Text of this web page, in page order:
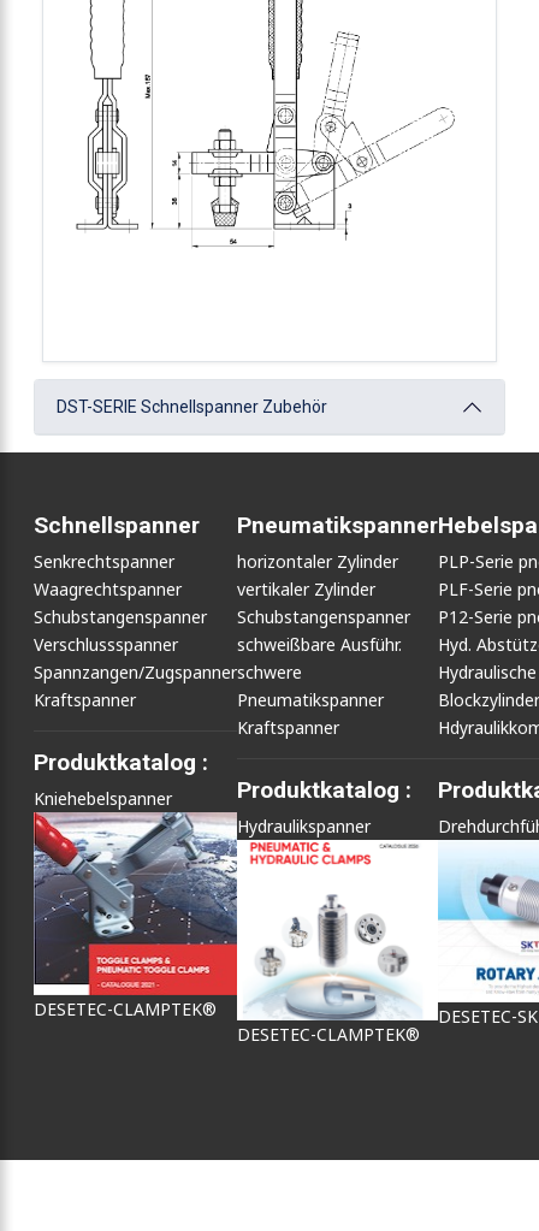
DST-SERIE Schnellspanner Zubehör
Schnellspanner
Senkrechtspanner
Waagrechtspanner
Schubstangenspanner
Verschlussspanner
Spannzangen/Zugspanner
Kraftspanner
Produktkatalog :
Kniehebelspanner
DESETEC-CLAMPTEK®
Pneumatikspanner
horizontaler Zylinder
vertikaler Zylinder
Schubstangenspanner
schweißbare Ausführ.
schwere
Pneumatikspanner
Kraftspanner
Produktkatalog :
Hydraulikspanner
DESETEC-CLAMPTEK®
PLP-Serie
PLF-Serie
P12-Serie
Hyd.
Hydraulische
Blockzylinder
DESETEC-